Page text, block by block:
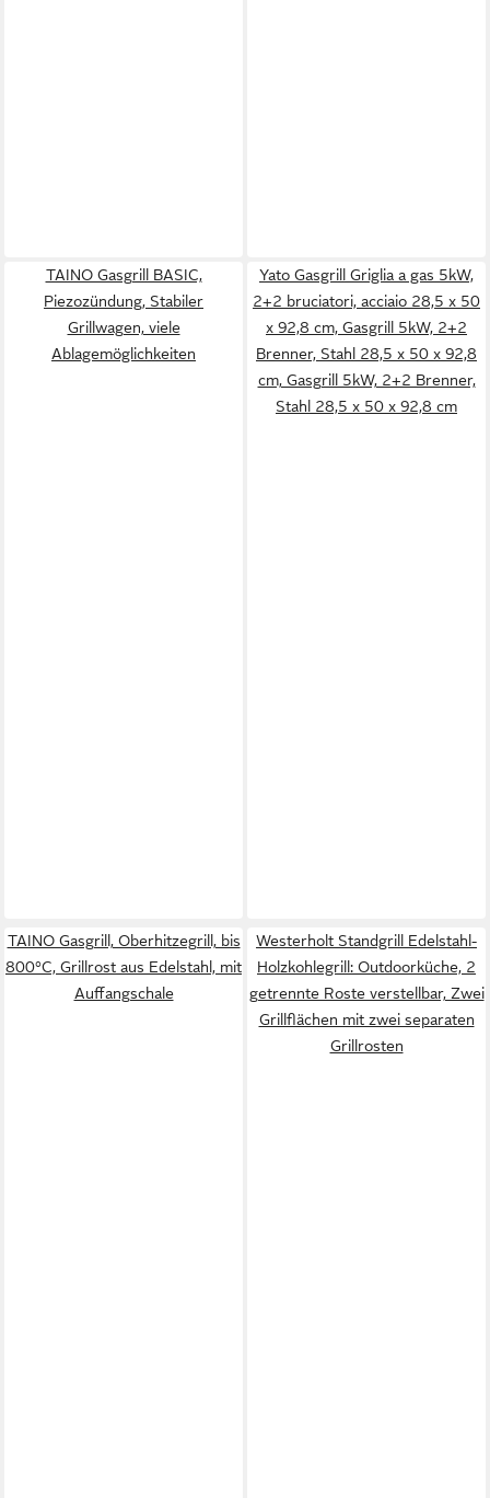
TAINO Gasgrill BASIC,
Piezozündung, Stabiler
Grillwagen, viele
Ablagemöglichkeiten
Yato Gasgrill Griglia a gas 5kW,
2+2 bruciatori, acciaio 28,5 x 50
x 92,8 cm, Gasgrill 5kW, 2+2
Brenner, Stahl 28,5 x 50 x 92,8
cm, Gasgrill 5kW, 2+2 Brenner,
Stahl 28,5 x 50 x 92,8 cm
TAINO Gasgrill, Oberhitzegrill, bis
800°C, Grillrost aus Edelstahl, mit
Auffangschale
Westerholt Standgrill Edelstahl-
Holzkohlegrill: Outdoorküche, 2
getrennte Roste verstellbar, Zwei
Grillflächen mit zwei separaten
Grillrosten